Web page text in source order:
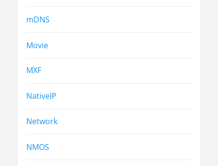
mDNS
Movie
MXF
NativeIP
Network
NMOS